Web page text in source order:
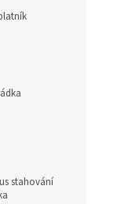
stahování